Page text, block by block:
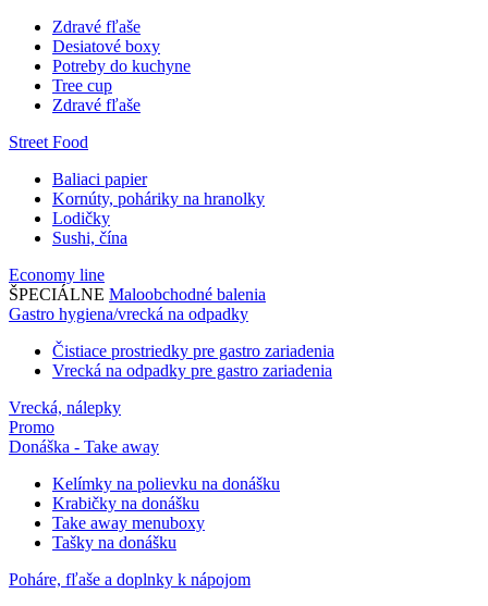
Zdravé fľaše
Desiatové boxy
Potreby do kuchyne
Tree cup
Zdravé fľaše
Street Food
Baliaci papier
Kornúty, poháriky na hranolky
Lodičky
Sushi, čína
Economy line
ŠPECIÁLNE Maloobchodné balenia
Gastro hygiena/vrecká na odpadky
Čistiace prostriedky pre gastro zariadenia
Vrecká na odpadky pre gastro zariadenia
Vrecká, nálepky
Promo
Donáška - Take away
Kelímky na polievku na donášku
Krabičky na donášku
Take away menuboxy
Tašky na donášku
Poháre, fľaše a doplnky k nápojom